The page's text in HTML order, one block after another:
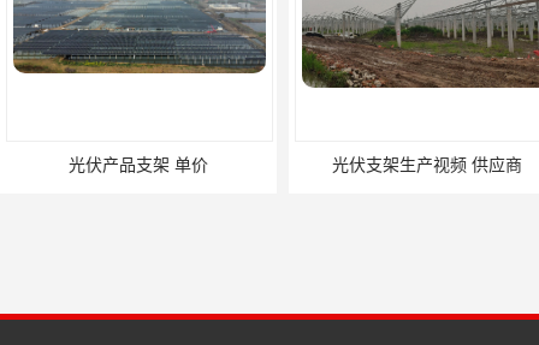
光伏产品支架 单价 光伏支架生产视频 供应商